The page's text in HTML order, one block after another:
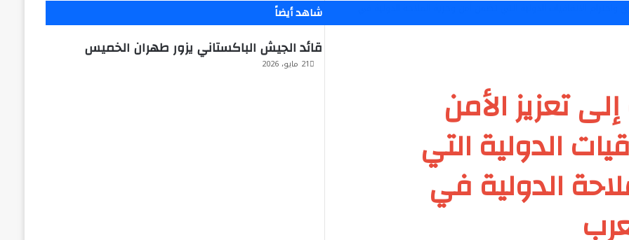
تعزيز الأمن
الدولية التي
الدولية في
شاهد أيضاً
إغلاق
قائد الجيش الباكستاني يزور طهران الخميس
21 مايو، 2026